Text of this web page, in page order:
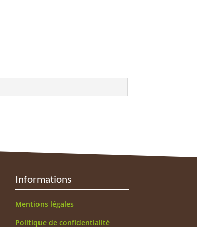
Informations
Mentions légales
Politique de confidentialité